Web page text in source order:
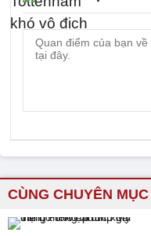
CÙNG CHUYÊN MỤC